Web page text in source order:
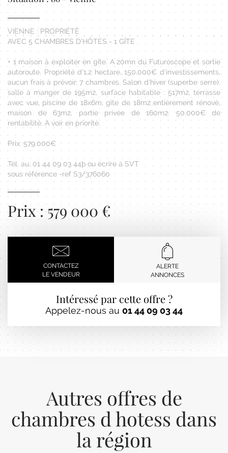
VIENNE : PROPRIÉTÉ
AVEC 5 CHAMBRES D'HÔTES - 1 GÎTE
+ 1 maison à exploiter en gîte. A 20mn du Futuroscope et sortie
autoroute. Propriété d'1,2 hectare, 150.000€ d'investissements,
aucun frais à prévoir, 7 chambres. Salon d'hiver (superbe serre),
salle à manger de 195m2, surface habitable : 517m2, terrasse
avec vue, piscine de 18x6m, gîte de 18m2 entièrement rénové,
maison de 63m2, partie privée de 160m2. 50.000€ de
rentabilité. A voir en priorité.
Prix: 579.000€
Tél. au: 01 44 09 03 44þ ou écrire à SVT
sous référence -ref S3/376060
Prix : 579 000 €
CONTACTEZ
LE VENDEUR
ALERTE
ANNONCES
Intéressé par cette offre ?
Appelez-nous au 01 44 09 03 44
Autres offres de
chambres d hotess dans
la région